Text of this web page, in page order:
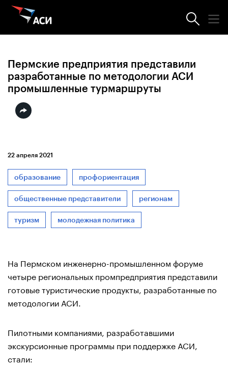
Новости АСИ
Пермские предприятия представили
разработанные по методологии АСИ
промышленные турмаршруты
22 апреля 2021
образование профориентация
общественные представители регионам
туризм молодежная политика
На Пермском инженерно-промышленном форуме
четыре региональных промпредприятия представили
готовые туристические продукты, разработанные по
методологии АСИ.
Пилотными компаниями, разработавшими
экскурсионные программы при поддержке АСИ,
стали: